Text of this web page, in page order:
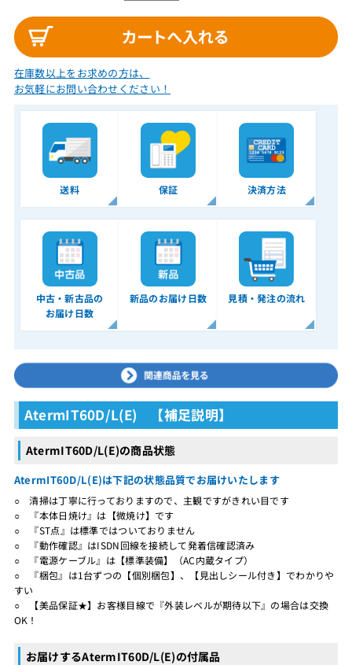
在庫数以上をお求めの方は、
お気軽にお問い合わせください！
送料 保証 決済方法
中古・新古品の
お届け日数
新品のお届け日数 見積・発注の流れ
AtermIT60D/L(E) 【補足説明】
AtermIT60D/L(E)の商品状態
AtermIT60D/L(E)は下記の状態品質でお届けいたします
○ 清掃は丁寧に行っておりますので、主観ですがきれい目です
○ 『本体日焼け』は【微焼け】です
○ 『ST点』は標準ではついておりません
○ 『動作確認』はISDN回線を接続して発着信確認済み
○ 『電源ケーブル』は【標準装備】（AC内蔵タイプ）
○ 『梱包』は1台ずつの【個別梱包】、【見出しシール付き】でわかりや
すい
○ 【美品保証★】お客様目線で『外装レベルが期待以下』の場合は交換
OK！
お届けするAtermIT60D/L(E)の付属品